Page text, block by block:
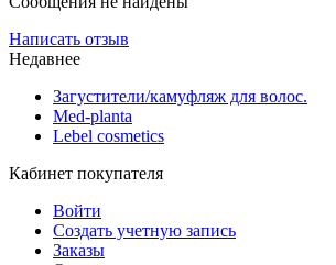
Написать отзыв
Недавнее
Загустители/камуфляж для волос.
Med-planta
Lebel cosmetics
Кабинет покупателя
Войти
Создать учетную запись
Заказы